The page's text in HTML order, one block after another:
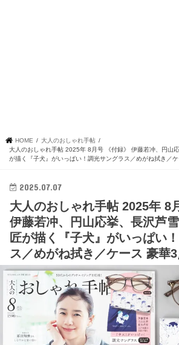
HOME
大人のおしゃれ手帖
大人のおしゃれ手帖 2025年 8月号 《付録》 伊藤若冲、円山
が描く『子犬』がいっぱい！調光サングラス／めがね拭き／
2025.07.07
大人のおしゃれ手帖 2025年 8
伊藤若冲、円山応挙、長沢芦
匠が描く『子犬』がいっぱい
ス／めがね拭き／ケース 豪華3